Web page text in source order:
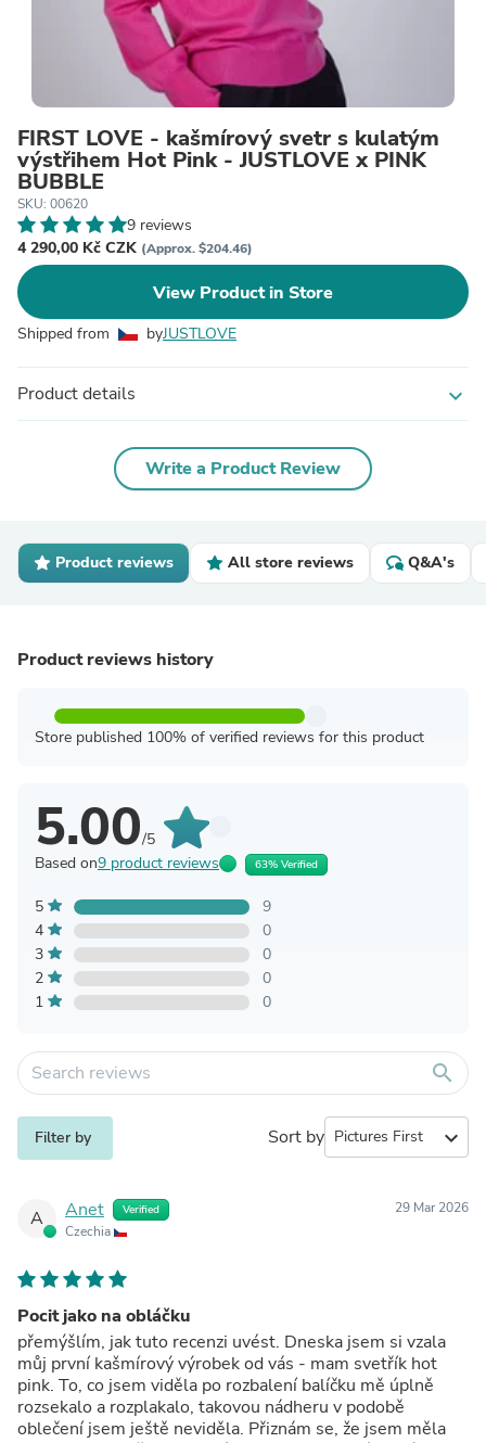
FIRST LOVE - kašmírový svetr s kulatým
výstřihem Hot Pink - JUSTLOVE x PINK
BUBBLE
SKU: 00620
9 reviews
4 290,00 Kč CZK (Approx. $204.46)
View Product in Store
Shipped from byJUSTLOVE
Product details expand_more
Write a Product Review
Product reviews All store reviews Q&A's
Product reviews history
Store published 100% of verified reviews for this product
5.00/5
Based on9 product reviews 63% Verified
5
9
4
0
3
0
2
0
1
0
search
Filter by Sort by expand_more
A Anet Verified
Czechia
29 Mar 2026
Pocit jako na obláčku
přemýšlím, jak tuto recenzi uvést. Dneska jsem si vzala
můj první kašmírový výrobek od vás - mam svetřík hot
pink. To, co jsem viděla po rozbalení balíčku mě úplně
rozsekalo a rozplakalo, takovou nádheru v podobě
oblečení jsem ještě neviděla. Přiznám se, že jsem měla